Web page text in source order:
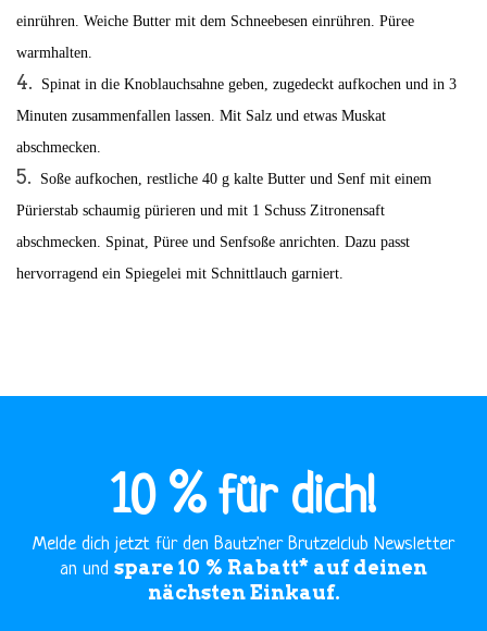
einrühren. Weiche Butter mit dem Schneebesen einrühren. Püree
warmhalten.
Spinat in die Knoblauchsahne geben, zugedeckt aufkochen und in 3
Minuten zusammenfallen lassen. Mit Salz und etwas Muskat
abschmecken.
Soße aufkochen, restliche 40 g kalte Butter und Senf mit einem
Pürierstab schaumig pürieren und mit 1 Schuss Zitronensaft
abschmecken. Spinat, Püree und Senfsoße anrichten. Dazu passt
hervorragend ein Spiegelei mit Schnittlauch garniert.
10 % für dich!
Melde dich jetzt für den Bautz'ner Brutzelclub Newsletter
an und spare 10 % Rabatt* auf deinen
nächsten Einkauf.